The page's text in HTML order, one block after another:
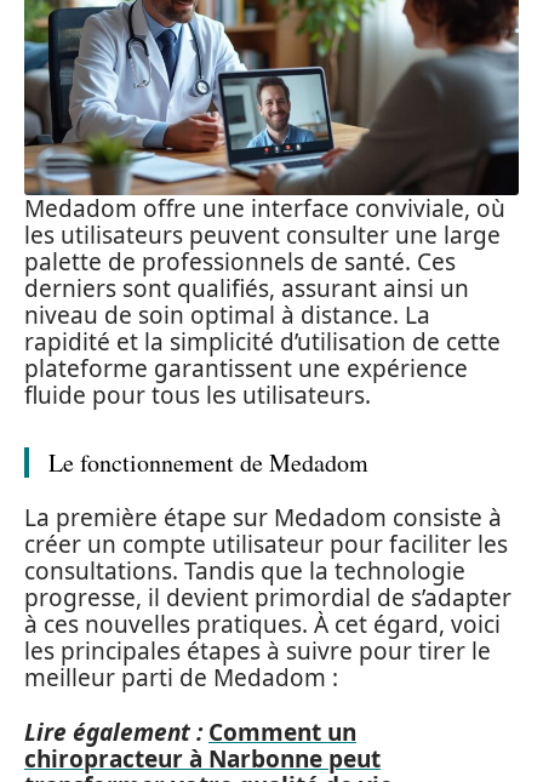
Medadom offre une interface conviviale, où
les utilisateurs peuvent consulter une large
palette de professionnels de santé. Ces
derniers sont qualifiés, assurant ainsi un
niveau de soin optimal à distance. La
rapidité et la simplicité d’utilisation de cette
plateforme garantissent une expérience
fluide pour tous les utilisateurs.
Le fonctionnement de Medadom
La première étape sur Medadom consiste à
créer un compte utilisateur pour faciliter les
consultations. Tandis que la technologie
progresse, il devient primordial de s’adapter
à ces nouvelles pratiques. À cet égard, voici
les principales étapes à suivre pour tirer le
meilleur parti de Medadom :
Lire également : Comment un
chiropracteur à Narbonne peut